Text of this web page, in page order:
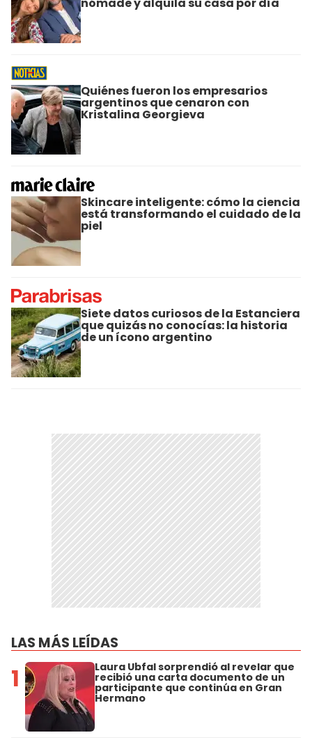
Quiénes fueron los empresarios
argentinos que cenaron con
Kristalina Georgieva
Skincare inteligente: cómo la ciencia
está transformando el cuidado de la
piel
Siete datos curiosos de la Estanciera
que quizás no conocías: la historia
de un ícono argentino
LAS MÁS LEÍDAS
1 Laura Ubfal sorprendió al revelar que
recibió una carta documento de un
participante que continúa en Gran
Hermano